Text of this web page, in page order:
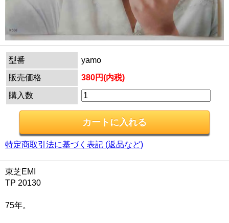
型番
yamo
販売価格
380円(内税)
購入数
特定商取引法に基づく表記 (返品など)
東芝EMI
TP 20130
75年。